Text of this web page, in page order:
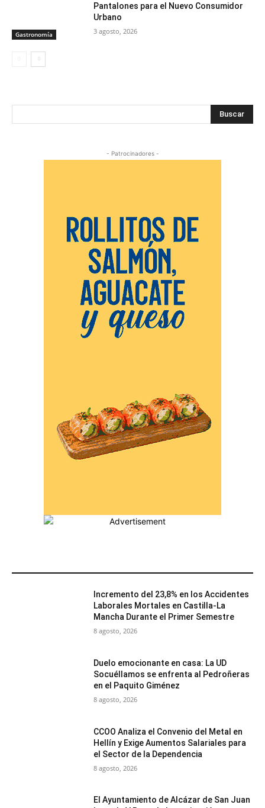
Gastronomía
Pantalones para el Nuevo Consumidor
Urbano
3 agosto, 2026
Buscar
- Patrocinadores -
Incremento del 23,8% en los Accidentes
Laborales Mortales en Castilla-La
Mancha Durante el Primer Semestre
8 agosto, 2026
Duelo emocionante en casa: La UD
Socuéllamos se enfrenta al Pedroñeras
en el Paquito Giménez
8 agosto, 2026
CCOO Analiza el Convenio del Metal en
Hellín y Exige Aumentos Salariales para
el Sector de la Dependencia
8 agosto, 2026
El Ayuntamiento de Alcázar de San Juan